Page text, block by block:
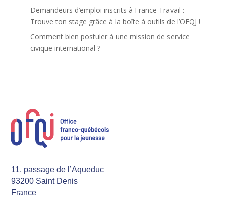
Demandeurs d’emploi inscrits à France Travail :
Trouve ton stage grâce à la boîte à outils de l’OFQJ !
Comment bien postuler à une mission de service
civique international ?
11, passage de l’Aqueduc
93200 Saint Denis
France